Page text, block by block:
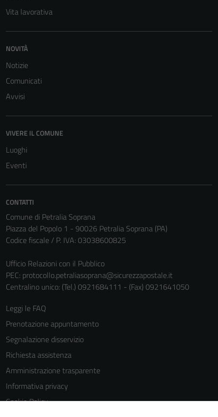
Vita lavorativa
NOVITÀ
Notizie
Comunicati
Avvisi
VIVERE IL COMUNE
Luoghi
Eventi
CONTATTI
Comune di Petralia Soprana
Piazza del Popolo 1 - 90026 Petralia Soprana (PA)
Codice fiscale / P. IVA: 03038600825
Ufficio Relazioni con il Pubblico
PEC: protocollo.petraliasoprana@sicurezzapostale.it
Centralino unico: (Tel.) 0921684111 - (Fax) 0921641050
Leggi le FAQ
Prenotazione appuntamento
Segnalazione disservizio
Richiesta assistenza
Amministrazione trasparente
Informativa privacy
Cookie Policy
possono